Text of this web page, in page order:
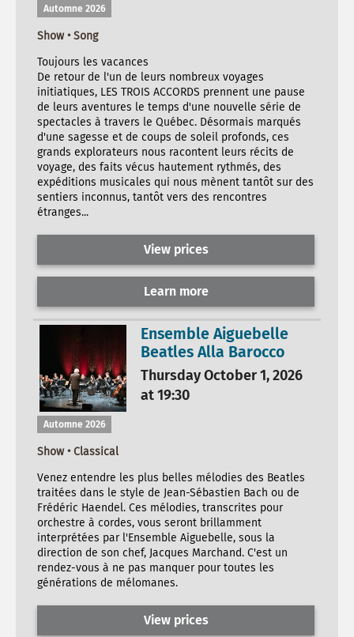
Automne 2026
Show • Song
Toujours les vacances
De retour de l'un de leurs nombreux voyages
initiatiques, LES TROIS ACCORDS prennent une pause
de leurs aventures le temps d'une nouvelle série de
spectacles à travers le Québec. Désormais marqués
d'une sagesse et de coups de soleil profonds, ces
grands explorateurs nous racontent leurs récits de
voyage, des faits vécus hautement rythmés, des
expéditions musicales qui nous mènent tantôt sur des
sentiers inconnus, tantôt vers des rencontres
étranges...
View prices
Learn more
Ensemble Aiguebelle
Beatles Alla Barocco
Thursday October 1, 2026
at 19:30
Automne 2026
Show • Classical
Venez entendre les plus belles mélodies des Beatles
traitées dans le style de Jean-Sébastien Bach ou de
Frédéric Haendel. Ces mélodies, transcrites pour
orchestre à cordes, vous seront brillamment
interprétées par l'Ensemble Aiguebelle, sous la
direction de son chef, Jacques Marchand. C'est un
rendez-vous à ne pas manquer pour toutes les
générations de mélomanes.
View prices